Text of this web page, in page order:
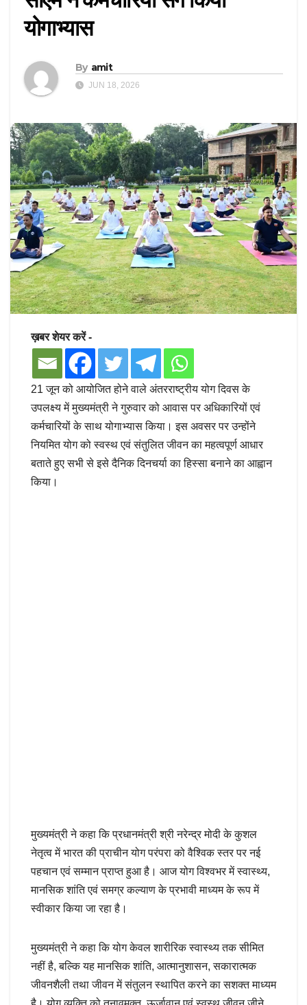
योगाभ्यास
By amit
JUN 18, 2026
ख़बर शेयर करें -
21 जून को आयोजित होने वाले अंतरराष्ट्रीय योग दिवस के
उपलक्ष्य में मुख्यमंत्री ने गुरुवार को आवास पर अधिकारियों एवं
कर्मचारियों के साथ योगाभ्यास किया। इस अवसर पर उन्होंने
नियमित योग को स्वस्थ एवं संतुलित जीवन का महत्वपूर्ण आधार
बताते हुए सभी से इसे दैनिक दिनचर्या का हिस्सा बनाने का आह्वान
किया।
मुख्यमंत्री ने कहा कि प्रधानमंत्री श्री नरेन्द्र मोदी के कुशल
नेतृत्व में भारत की प्राचीन योग परंपरा को वैश्विक स्तर पर नई
पहचान एवं सम्मान प्राप्त हुआ है। आज योग विश्वभर में स्वास्थ्य,
मानसिक शांति एवं समग्र कल्याण के प्रभावी माध्यम के रूप में
स्वीकार किया जा रहा है।
मुख्यमंत्री ने कहा कि योग केवल शारीरिक स्वास्थ्य तक सीमित
नहीं है, बल्कि यह मानसिक शांति, आत्मानुशासन, सकारात्मक
जीवनशैली तथा जीवन में संतुलन स्थापित करने का सशक्त माध्यम